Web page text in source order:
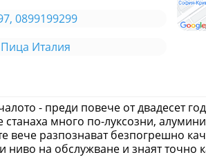
0899199299
Италия
- преди повече от двадесет
станаха много по-луксозни,
вече разпознават безпогрешно
ниво на обслужване и знаят точно